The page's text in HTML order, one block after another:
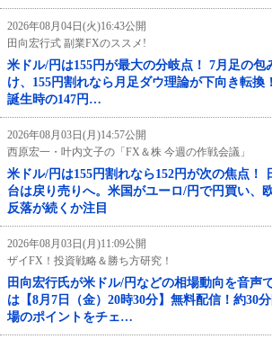
2026年08月04日(火)16:43公開
田向宏行式 副業FXのススメ!
米ドル/円は155円が最大の分岐点！ 7月足の包
け、155円割れなら月足ダウ理論が下向き転換
誕生時の147円…
2026年08月03日(月)14:57公開
西原宏一・叶内文子の「FX＆株 今週の作戦会議」
米ドル/円は155円割れなら152円が次の焦点！
台は戻り売りへ。米国がユーロ/円で円買い、
反落が続くか注目
2026年08月03日(月)11:09公開
ザイFX！投資戦略＆勝ち方研究！
田向宏行氏が米ドル/円などの相場動向を音声
は【8月7日（金）20時30分】無料配信！約30
場のポイントをチェ…